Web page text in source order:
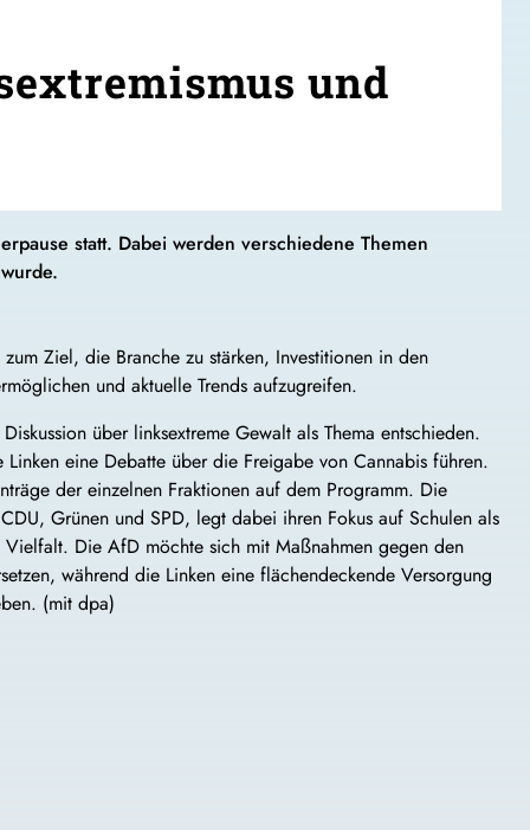
und
statt. Dabei werden verschiedene Themen
Ziel, die Branche zu stärken, Investitionen in den
und aktuelle Trends aufzugreifen.
über linksextreme Gewalt als Thema entschieden.
eine Debatte über die Freigabe von Cannabis führen.
der einzelnen Fraktionen auf dem Programm. Die
Grünen und SPD, legt dabei ihren Fokus auf Schulen als
Die AfD möchte sich mit Maßnahmen gegen den
während die Linken eine flächendeckende Versorgung
(mit dpa)